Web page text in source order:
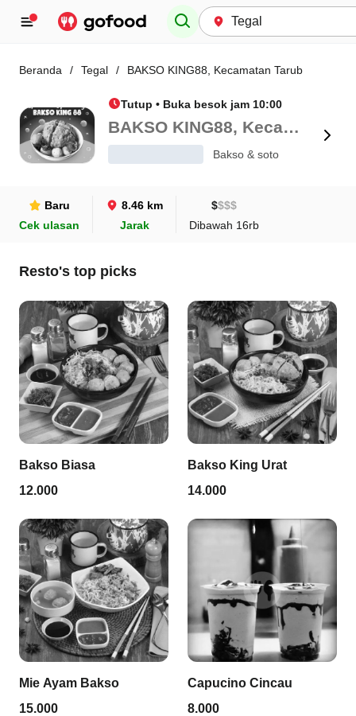
Beranda / Tegal / BAKSO KING88, Kecamatan Tarub
Tutup • Buka besok jam 10:00
BAKSO KING88, Kecamatan Tarub
Bakso & soto
Baru
Cek ulasan
8.46 km
Jarak
$$$$
Dibawah 16rb
Resto's top picks
Bakso Biasa
12.000
Bakso King Urat
14.000
Mie Ayam Bakso
15.000
Capucino Cincau
8.000